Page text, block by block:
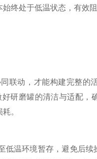
终处于低温状态，有效
动，才能构建完整的
研磨罐的清洁与适配
。
温环境暂存，避免后续